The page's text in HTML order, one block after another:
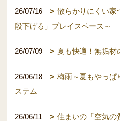
26/07/16
散らかりにくい家
段下げる」プレイスペース～
26/07/09 夏も快適！無垢材
26/06/18
梅雨～夏もやっぱ
ステム
26/06/11 住まいの「空気の